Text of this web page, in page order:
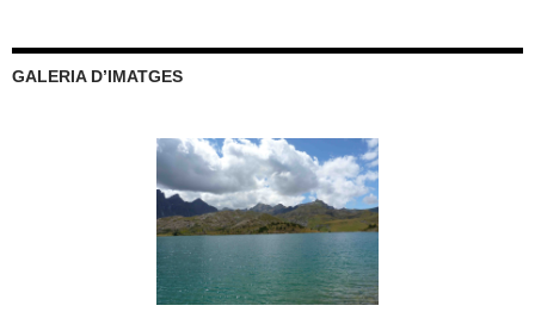
GALERIA D’IMATGES